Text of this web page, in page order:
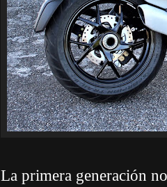
La primera generación